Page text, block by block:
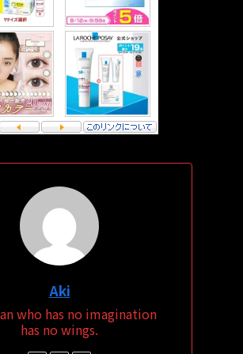
Aki
who has no imagination
has no wings.